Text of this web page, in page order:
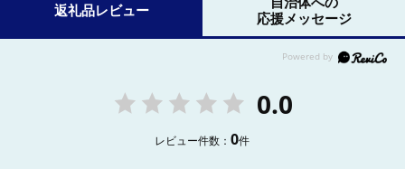
返礼品レビュー
応援メッセージ
0.0
レビュー件数：0件